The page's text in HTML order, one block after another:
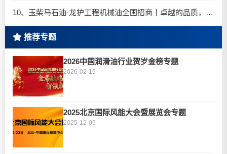
10、玉柴马石油-龙护工程机械油全国招商丨卓越的品质，专业的品牌！
推荐专题
2026中国润滑油行业贺岁金榜专题
2026-02-15
2025北京国际风能大会暨展览会专题
2025-12-06